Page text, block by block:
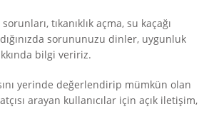
tıkanıklık açma, su kaçağı
sorununuzu dinler, uygunluk
bilgi veririz.
yerinde değerlendirip mümkün olan
arayan kullanıcılar için açık iletişim,